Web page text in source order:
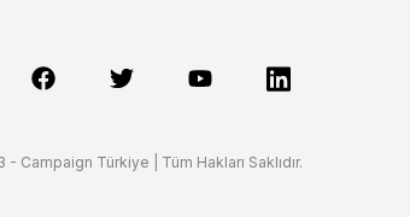
- Campaign Türkiye | Tüm Hakları Saklıdır.